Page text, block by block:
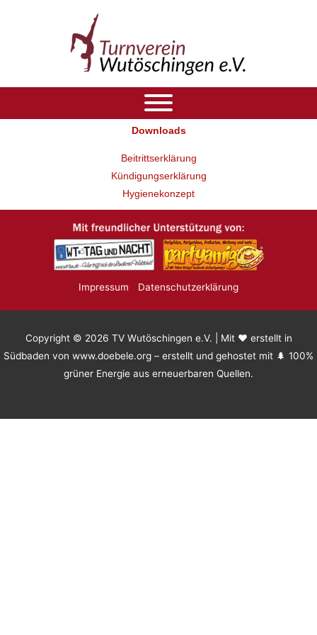
Downloads
Beitrittserklärung
Kündigungserklärung
Hygienekonzept
Impressum Datenschutzerklärung
Copyright © 2026 TV Wutöschingen e.V. | Mit ❤️ erstellt in
Südbaden von www.doebele.org – erstellt und gehostet mit 🌲 100%
grüner Energie aus erneuerbaren Quellen.